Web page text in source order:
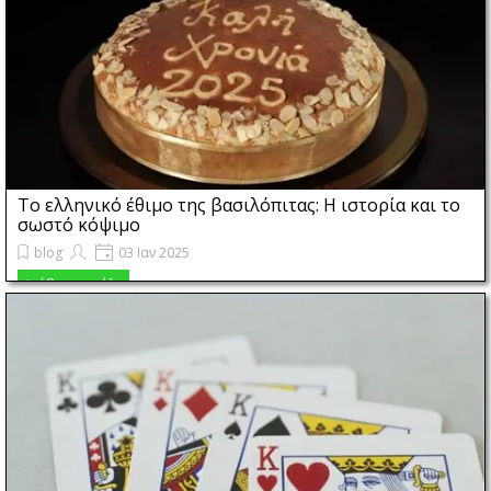
Το ελληνικό έθιμο της βασιλόπιτας: H ιστορία και το
σωστό κόψιμο
blog
03 Ιαν 2025
Η Βασιλόπιτα κατά το ελληνικό έθιμο κόβεται σε οικογενειακή
συγκέντρωση αμέσως μετά τον ερχομό του νέου έτους
Διάβασε τα όλα